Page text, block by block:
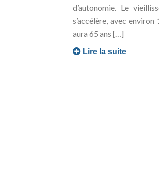
d’autonomie. Le
s’accélère, avec
aura 65 ans […]
Lire la suite